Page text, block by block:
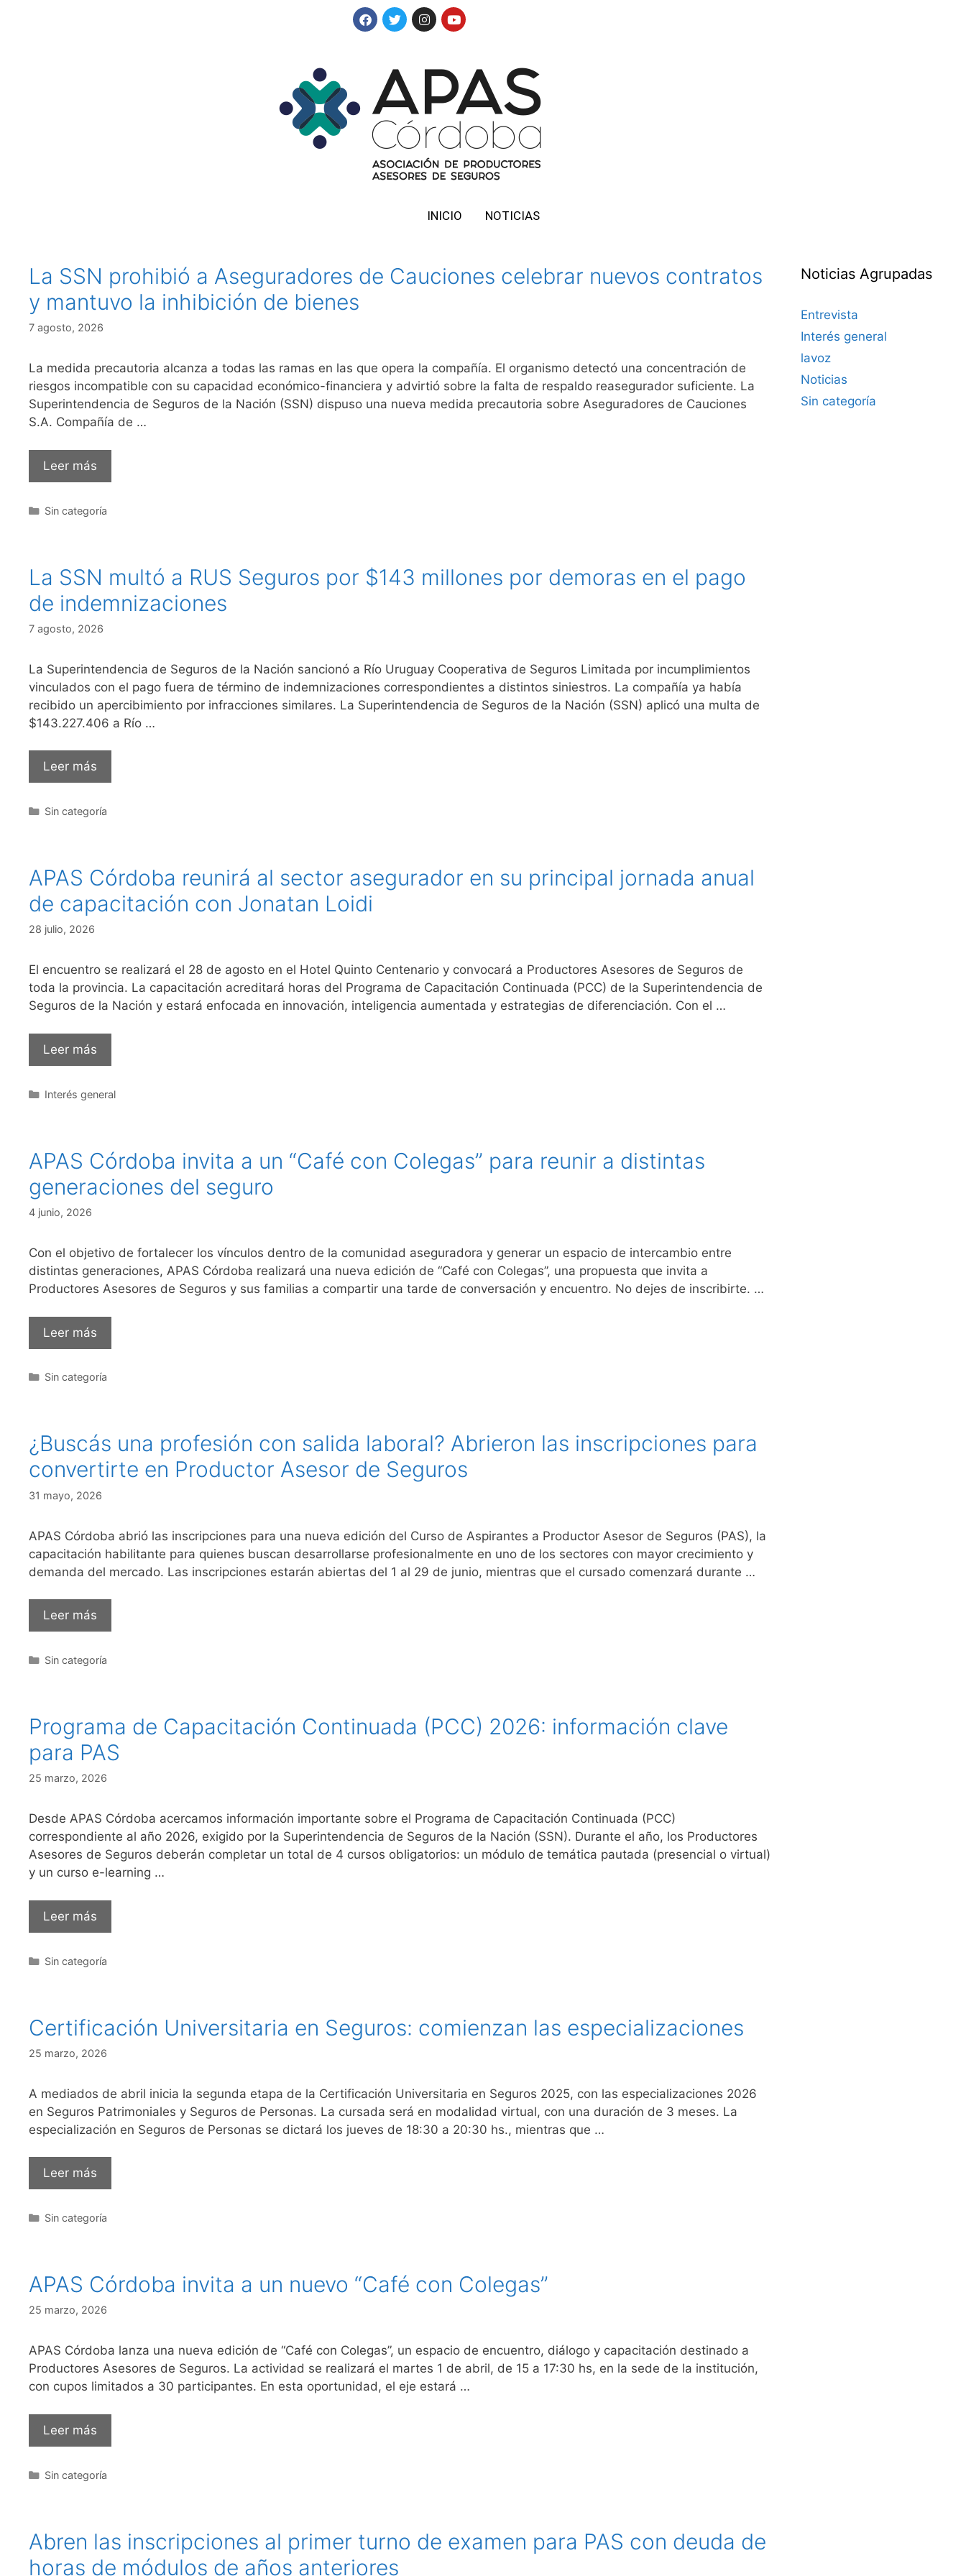
INICIO NOTICIAS
La SSN prohibió a Aseguradores de Cauciones celebrar nuevos contratos
y mantuvo la inhibición de bienes
7 agosto, 2026
La medida precautoria alcanza a todas las ramas en las que opera la compañía. El organismo detectó una concentración de
riesgos incompatible con su capacidad económico-financiera y advirtió sobre la falta de respaldo reasegurador suficiente. La
Superintendencia de Seguros de la Nación (SSN) dispuso una nueva medida precautoria sobre Aseguradores de Cauciones
S.A. Compañía de …
Leer más
Sin categoría
La SSN multó a RUS Seguros por $143 millones por demoras en el pago
de indemnizaciones
7 agosto, 2026
La Superintendencia de Seguros de la Nación sancionó a Río Uruguay Cooperativa de Seguros Limitada por incumplimientos
vinculados con el pago fuera de término de indemnizaciones correspondientes a distintos siniestros. La compañía ya había
recibido un apercibimiento por infracciones similares. La Superintendencia de Seguros de la Nación (SSN) aplicó una multa de
$143.227.406 a Río …
Leer más
Sin categoría
APAS Córdoba reunirá al sector asegurador en su principal jornada anual
de capacitación con Jonatan Loidi
28 julio, 2026
El encuentro se realizará el 28 de agosto en el Hotel Quinto Centenario y convocará a Productores Asesores de Seguros de
toda la provincia. La capacitación acreditará horas del Programa de Capacitación Continuada (PCC) de la Superintendencia de
Seguros de la Nación y estará enfocada en innovación, inteligencia aumentada y estrategias de diferenciación. Con el …
Leer más
Interés general
APAS Córdoba invita a un “Café con Colegas” para reunir a distintas
generaciones del seguro
4 junio, 2026
Con el objetivo de fortalecer los vínculos dentro de la comunidad aseguradora y generar un espacio de intercambio entre
distintas generaciones, APAS Córdoba realizará una nueva edición de “Café con Colegas”, una propuesta que invita a
Productores Asesores de Seguros y sus familias a compartir una tarde de conversación y encuentro. No dejes de inscribirte. …
Leer más
Sin categoría
¿Buscás una profesión con salida laboral? Abrieron las inscripciones para
convertirte en Productor Asesor de Seguros
31 mayo, 2026
APAS Córdoba abrió las inscripciones para una nueva edición del Curso de Aspirantes a Productor Asesor de Seguros (PAS), la
capacitación habilitante para quienes buscan desarrollarse profesionalmente en uno de los sectores con mayor crecimiento y
demanda del mercado. Las inscripciones estarán abiertas del 1 al 29 de junio, mientras que el cursado comenzará durante …
Leer más
Sin categoría
Programa de Capacitación Continuada (PCC) 2026: información clave
para PAS
25 marzo, 2026
Desde APAS Córdoba acercamos información importante sobre el Programa de Capacitación Continuada (PCC)
correspondiente al año 2026, exigido por la Superintendencia de Seguros de la Nación (SSN). Durante el año, los Productores
Asesores de Seguros deberán completar un total de 4 cursos obligatorios: un módulo de temática pautada (presencial o virtual)
y un curso e-learning …
Leer más
Sin categoría
Certificación Universitaria en Seguros: comienzan las especializaciones
25 marzo, 2026
A mediados de abril inicia la segunda etapa de la Certificación Universitaria en Seguros 2025, con las especializaciones 2026
en Seguros Patrimoniales y Seguros de Personas. La cursada será en modalidad virtual, con una duración de 3 meses. La
especialización en Seguros de Personas se dictará los jueves de 18:30 a 20:30 hs., mientras que …
Leer más
Sin categoría
APAS Córdoba invita a un nuevo “Café con Colegas”
25 marzo, 2026
APAS Córdoba lanza una nueva edición de “Café con Colegas”, un espacio de encuentro, diálogo y capacitación destinado a
Productores Asesores de Seguros. La actividad se realizará el martes 1 de abril, de 15 a 17:30 hs, en la sede de la institución,
con cupos limitados a 30 participantes. En esta oportunidad, el eje estará …
Leer más
Sin categoría
Abren las inscripciones al primer turno de examen para PAS con deuda de
horas de módulos de años anteriores
Noticias Agrupadas
Entrevista
Interés general
lavoz
Noticias
Sin categoría